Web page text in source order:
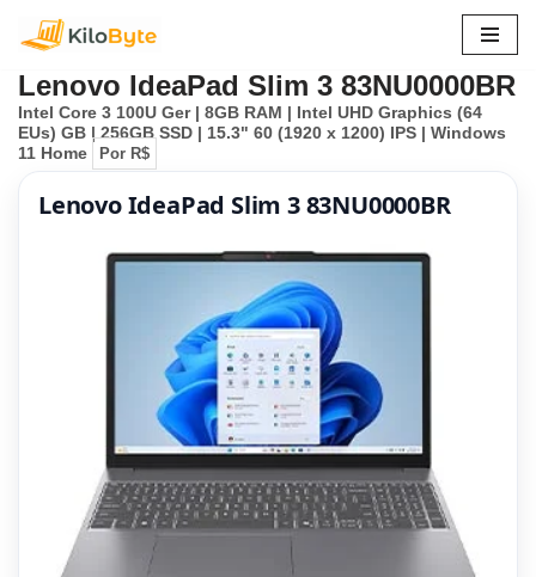
para
o
conteúdo
Lenovo IdeaPad Slim 3 83NU0000BR
Intel Core 3 100U Ger | 8GB RAM | Intel UHD Graphics (64
EUs) GB | 256GB SSD | 15.3" 60 (1920 x 1200) IPS | Windows
11 Home
Por R$
Lenovo IdeaPad Slim 3 83NU0000BR